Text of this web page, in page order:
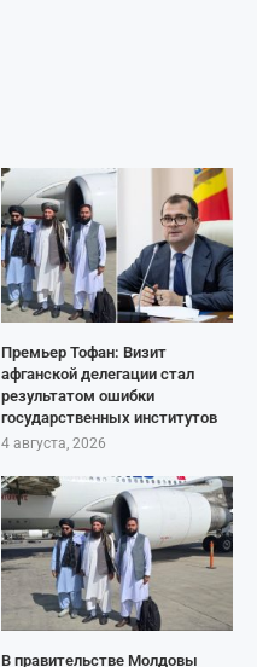
Премьер Тофан: Визит
афганской делегации стал
результатом ошибки
государственных институтов
4 августа, 2026
В правительстве Молдовы